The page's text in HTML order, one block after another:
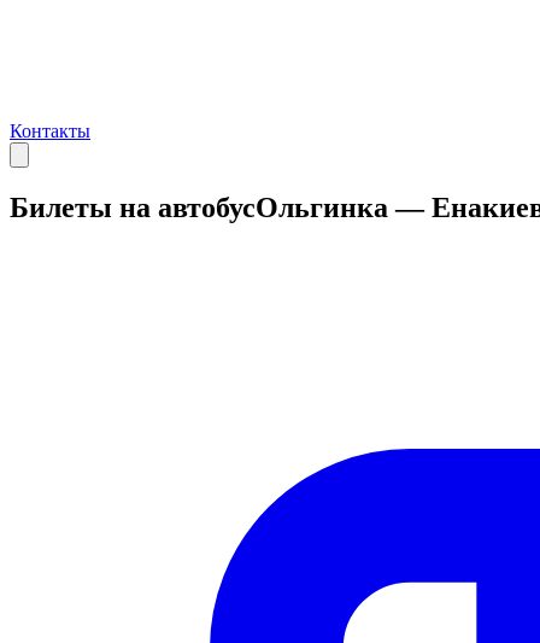
Контакты
Билеты на автобусОльгинка —